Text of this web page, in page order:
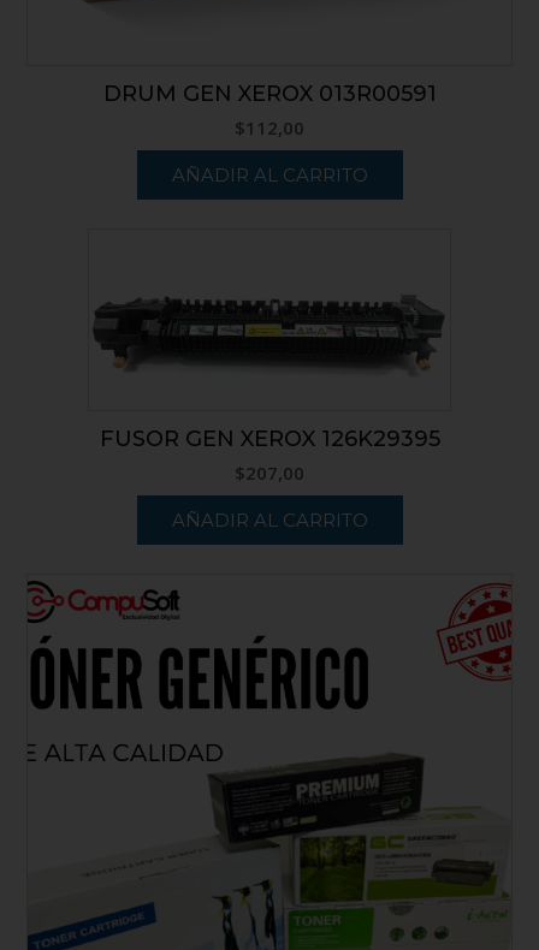
DRUM GEN XEROX 013R00591
$112,00
AÑADIR AL CARRITO
FUSOR GEN XEROX 126K29395
$207,00
AÑADIR AL CARRITO